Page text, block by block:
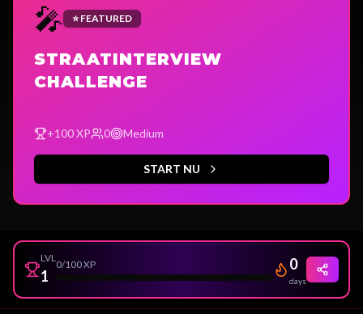
🎤 ⭐ FEATURED
STRAATINTERVIEW
CHALLENGE
+100XP 0 Medium
START NU
LVL
1
0/100 XP 0
days